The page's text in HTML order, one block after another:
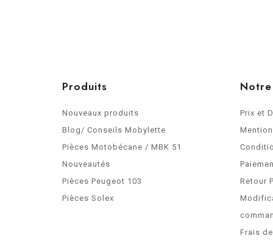
Produits
Nouveaux produits
Blog/ Conseils Mobylette
Pièces Motobécane / MBK 51
Nouveautés
Pièces Peugeot 103
Pièces Solex
Prix et
Retour
Frais